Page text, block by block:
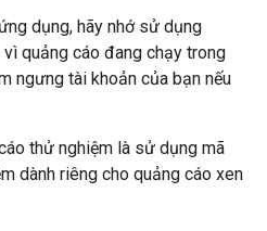
dụng, hãy nhớ sử dụng
quảng cáo đang chạy trong
ngưng tài khoản của bạn nếu
thử nghiệm là sử dụng mã
dành riêng cho quảng cáo xen